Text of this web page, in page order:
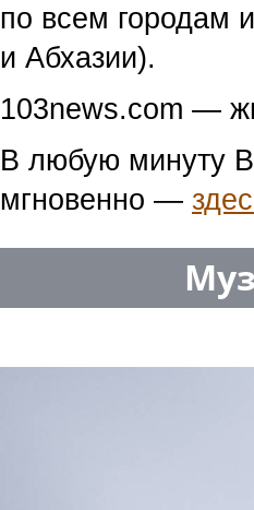
по всем городам
и Абхазии).
103news.com —
В любую минуту
мгновенно —